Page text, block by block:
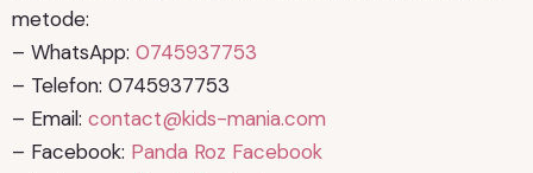
metode:
– WhatsApp: 0745937753
– Telefon: 0745937753
– Email: contact@kids-mania.com
– Facebook: Panda Roz Facebook